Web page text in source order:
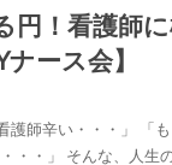
円！看護師
ース会】
護師辛い・・・」 「
・・」 そんな、人生